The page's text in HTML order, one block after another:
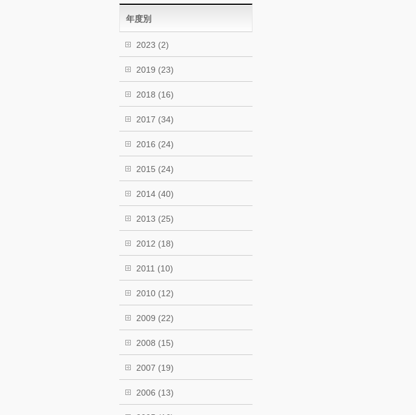
年度別
2023 (2)
2019 (23)
2018 (16)
2017 (34)
2016 (24)
2015 (24)
2014 (40)
2013 (25)
2012 (18)
2011 (10)
2010 (12)
2009 (22)
2008 (15)
2007 (19)
2006 (13)